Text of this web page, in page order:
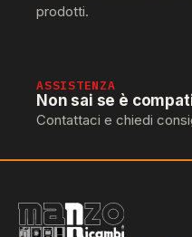
prodotti.
ASSISTENZA
Non sai se è
Contattaci e chiedi